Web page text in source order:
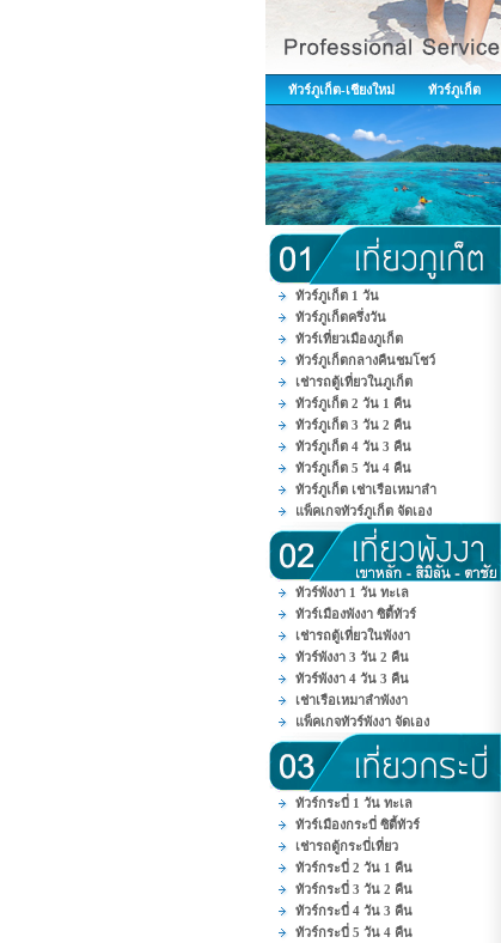
ทัวร์ภูเก็ต-เชียงใหม่ ทัวร์ภูเก็ต
ทัวร์ภูเก็ต 1 วัน
ทัวร์ภูเก็ตครึ่งวัน
ทัวร์เที่ยวเมืองภูเก็ต
ทัวร์ภูเก็ตกลางคืนชมโชว์
เช่ารถตู้เที่ยวในภูเก็ต
ทัวร์ภูเก็ต 2 วัน 1 คืน
ทัวร์ภูเก็ต 3 วัน 2 คืน
ทัวร์ภูเก็ต 4 วัน 3 คืน
ทัวร์ภูเก็ต 5 วัน 4 คืน
ทัวร์ภูเก็ต เช่าเรือเหมาลำ
แพ็คเกจทัวร์ภูเก็ต จัดเอง
ทัวร์พังงา 1 วัน ทะเล
ทัวร์เมืองพังงา ซิตี้ทัวร์
เช่ารถตู้เที่ยวในพังงา
ทัวร์พังงา 3 วัน 2 คืน
ทัวร์พังงา 4 วัน 3 คืน
เช่าเรือเหมาลำพังงา
แพ็คเกจทัวร์พังงา จัดเอง
ทัวร์กระบี่ 1 วัน ทะเล
ทัวร์เมืองกระบี่ ซิตี้ทัวร์
เช่ารถตู้กระบี่เที่ยว
ทัวร์กระบี่ 2 วัน 1 คืน
ทัวร์กระบี่ 3 วัน 2 คืน
ทัวร์กระบี่ 4 วัน 3 คืน
ทัวร์กระบี่ 5 วัน 4 คืน